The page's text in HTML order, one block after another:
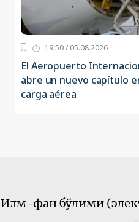
19:50 / 05.08.2026
El Aeropuerto
abre un nuevo capítulo
carga aérea
Илм-фан бўлими